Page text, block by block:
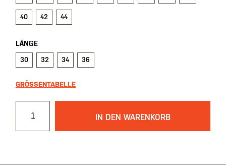
40 42 44
LÄNGE
30 32 34 36
GRÖSSENTABELLE
IN DEN WARENKORB